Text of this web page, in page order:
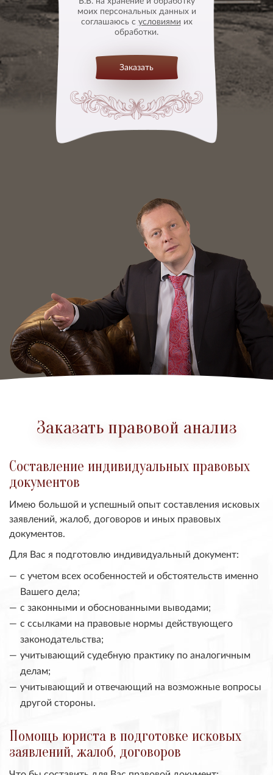
моих персональных данных и
соглашаюсь с условиями их
обработки.
Заказать
Заказать правовой анализ
Составление индивидуальных правовых
документов
Имею большой и успешный опыт составления исковых
заявлений, жалоб, договоров и иных правовых
документов.
Для Вас я подготовлю индивидуальный документ:
с учетом всех особенностей и обстоятельств именно
Вашего дела;
с законными и обоснованными выводами;
с ссылками на правовые нормы действующего
законодательства;
учитывающий судебную практику по аналогичным
делам;
учитывающий и отвечающий на возможные вопросы
другой стороны.
Помощь юриста в подготовке исковых
заявлений, жалоб, договоров